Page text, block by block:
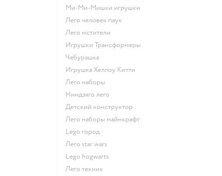
Ми-Ми-Мишки игрушки
Лего человек паук
Лего мстители
Игрушки Трансформеры
Чебурашка
Игрушка Хеллоу Китти
Лего наборы
Ниндзяго лего
Детский конструктор
Лего наборы майнкрафт
Lego город
Лего star wars
Lego hogwarts
Лего техник